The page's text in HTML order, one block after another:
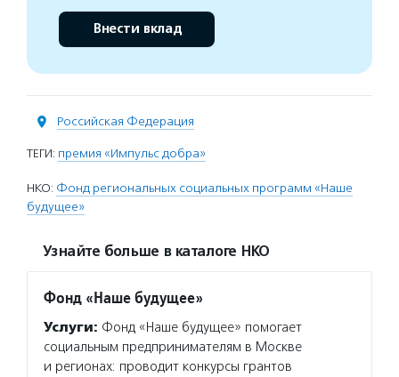
Внести вклад
Российская Федерация
ТЕГИ: премия «Импульс добра»
НКО: Фонд региональных социальных программ «Наше
будущее»
Узнайте больше в каталоге НКО
Фонд «Наше будущее»
Услуги: Фонд «Наше будущее» помогает
социальным предпринимателям в Москве
и регионах: проводит конкурсы грантов